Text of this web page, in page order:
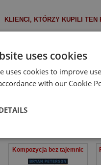
KLIENCI, KTÓRZY KUPILI TEN
Kompozycja bez tajemnic
uses cookies
uses cookies to improve
with our Cookie